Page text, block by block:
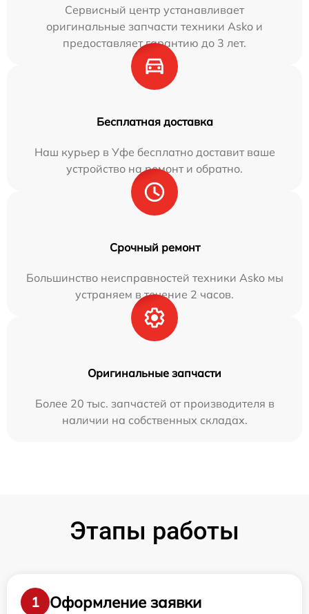
Сервисный центр устанавливает
оригинальные запчасти техники Asko и
предоставляет гарантию до 3 лет.
Бесплатная доставка
Наш курьер в Уфе бесплатно доставит ваше
устройство на ремонт и обратно.
Срочный ремонт
Большинство неисправностей техники Asko мы
устраняем в течение 2 часов.
Оригинальные запчасти
Более 20 тыс. запчастей от производителя в
наличии на собственных складах.
Этапы работы
1 Оформление заявки